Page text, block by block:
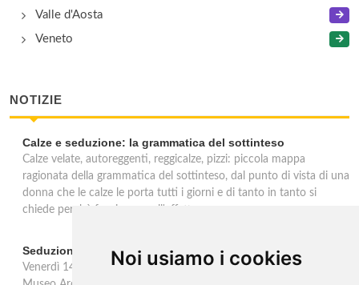
Noi usiamo i cookies
Valle d'Aosta
Veneto
NOTIZIE
Calze e seduzione: la grammatica del sottinteso
Calze velate, autoreggenti, reggicalze, pizzi: piccola mappa
ragionata della grammatica del sottinteso, dal punto di vista di una
donna che le calze le porta tutti i giorni e di tanto in tanto si
chiede perchè facciano quell'effetto.
Seduzioni. Il piacere sVelato
Venerdì 14 febbraio, in occasione della festa di San Valentino, il